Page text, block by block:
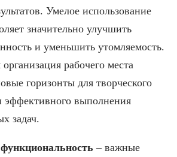
Умелое использование
значительно улучшить
и уменьшить утомляемость.
рабочего места
горизонты для творческого
выполнения
задач.
– важные